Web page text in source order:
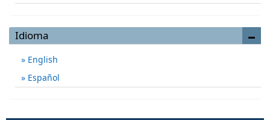
Idioma
English
Español